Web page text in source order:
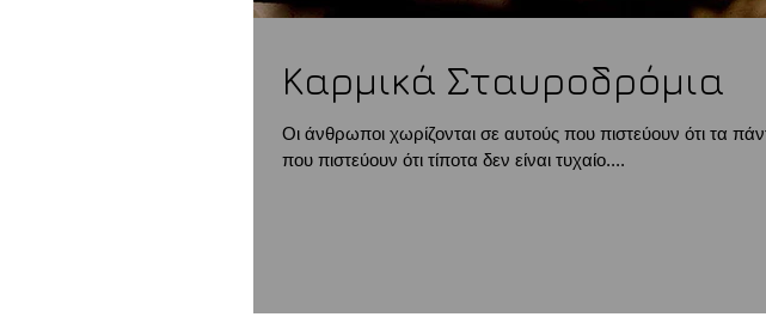
Καρμικά Σταυροδρόμια
Οι άνθρωποι χωρίζονται σε αυτούς που πιστεύουν ότι τα
που πιστεύουν ότι τίποτα δεν είναι τυχαίο....